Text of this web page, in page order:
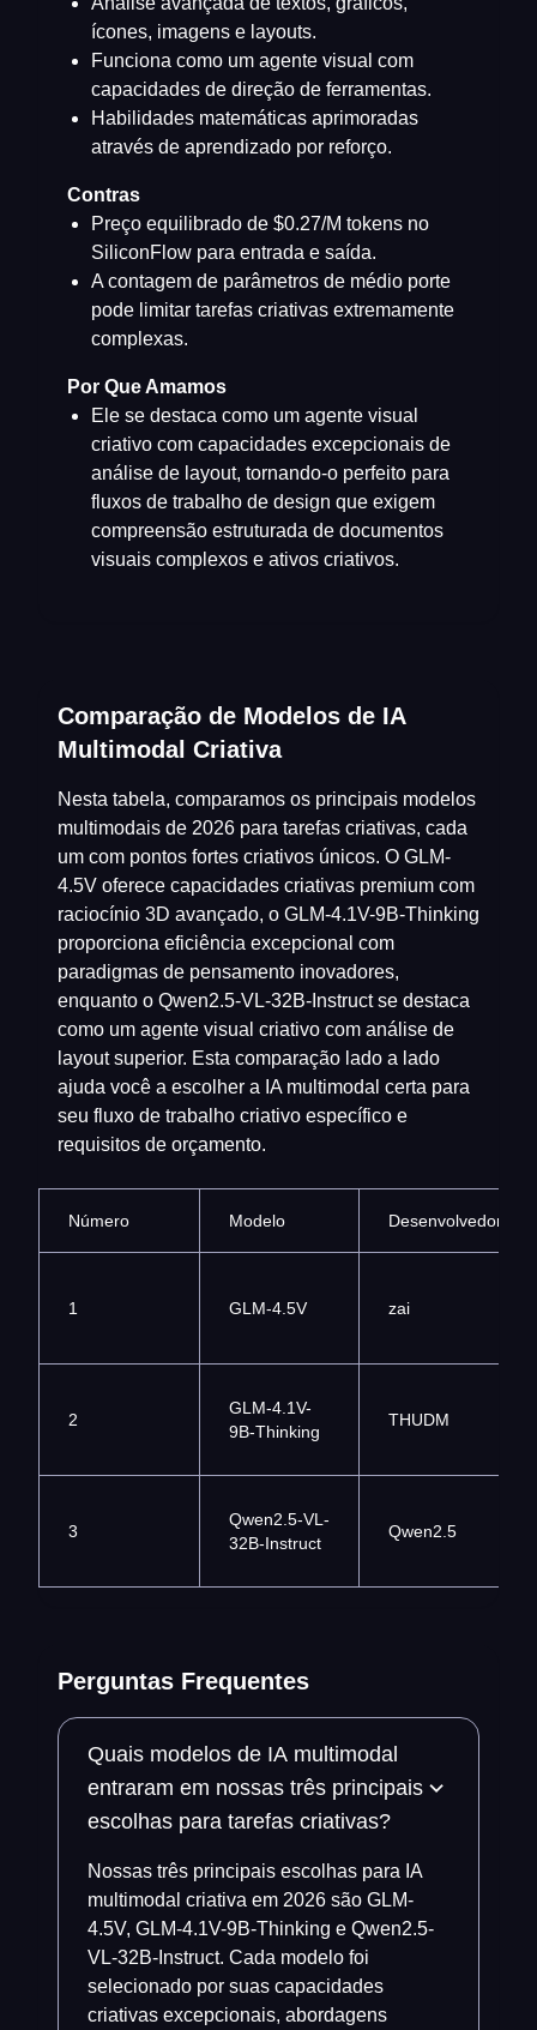
ícones, imagens e layouts.
Funciona como um agente visual com
capacidades de direção de ferramentas.
Habilidades matemáticas aprimoradas
através de aprendizado por reforço.
Contras
Preço equilibrado de $0.27/M tokens no
SiliconFlow para entrada e saída.
A contagem de parâmetros de médio porte
pode limitar tarefas criativas extremamente
complexas.
Por Que Amamos
Ele se destaca como um agente visual
criativo com capacidades excepcionais de
análise de layout, tornando-o perfeito para
fluxos de trabalho de design que exigem
compreensão estruturada de documentos
visuais complexos e ativos criativos.
Comparação de Modelos de IA
Multimodal Criativa
Nesta tabela, comparamos os principais modelos
multimodais de 2026 para tarefas criativas, cada
um com pontos fortes criativos únicos. O GLM-
4.5V oferece capacidades criativas premium com
raciocínio 3D avançado, o GLM-4.1V-9B-Thinking
proporciona eficiência excepcional com
paradigmas de pensamento inovadores,
enquanto o Qwen2.5-VL-32B-Instruct se destaca
como um agente visual criativo com análise de
layout superior. Esta comparação lado a lado
ajuda você a escolher a IA multimodal certa para
seu fluxo de trabalho criativo específico e
requisitos de orçamento.
Número Modelo Desenvolvedor
1 GLM-4.5V zai
2
GLM-4.1V-
9B-Thinking
THUDM
3
Qwen2.5-VL-
32B-Instruct
Qwen2.5
Perguntas Frequentes
Quais modelos de IA multimodal
entraram em nossas três principais
escolhas para tarefas criativas?
Nossas três principais escolhas para IA
multimodal criativa em 2026 são GLM-
4.5V, GLM-4.1V-9B-Thinking e Qwen2.5-
VL-32B-Instruct. Cada modelo foi
selecionado por suas capacidades
criativas excepcionais, abordagens